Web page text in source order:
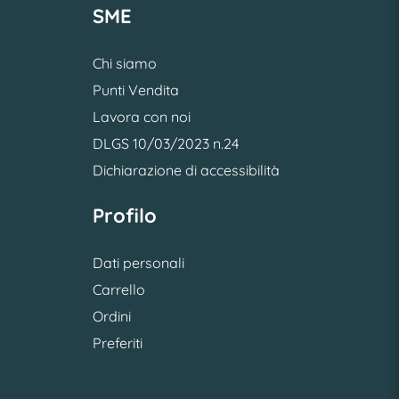
SME
Chi siamo
Punti Vendita
Lavora con noi
DLGS 10/03/2023 n.24
Dichiarazione di accessibilità
Profilo
Dati personali
Carrello
Ordini
Preferiti